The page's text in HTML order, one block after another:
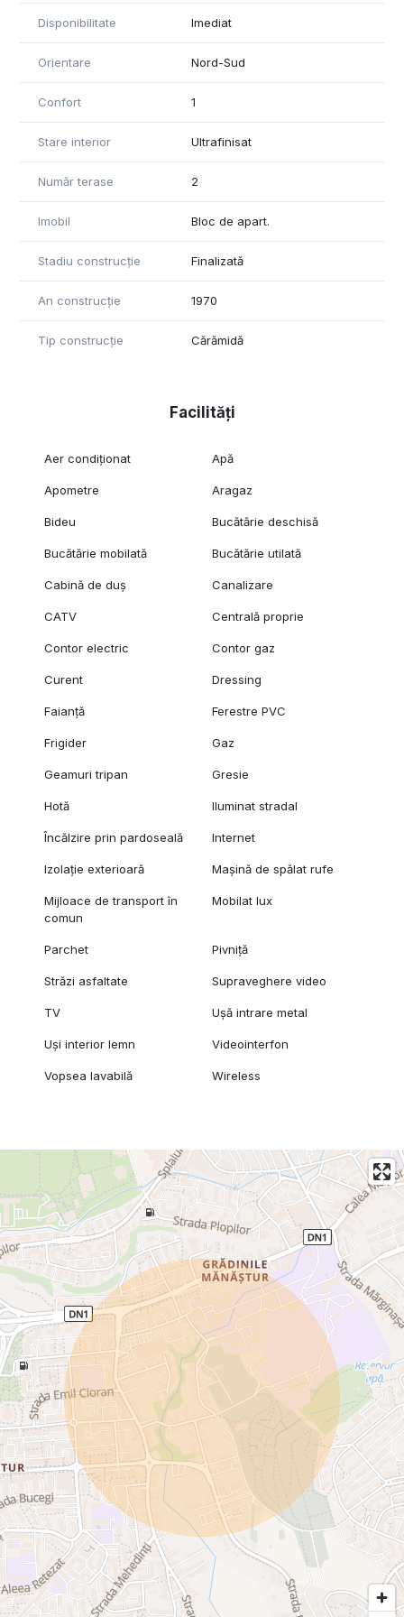
sa fie predat clientilor la contractul de vanzare-cumparare.
Pentru informații suplimentare și vizionări va așteptăm cu
drag să ne contactați!
*Informațiile din anunț au fost furnizate in prealabil de către
proprietar. Agenția nu iși asumă responsabilitatea pentru
eventualele modificări in ceea ce privește prețul sau
informațiile prezentate.*
Disponibilitate Imediat
Orientare Nord-Sud
Confort 1
Stare interior Ultrafinisat
Număr terase 2
Imobil Bloc de apart.
Stadiu construcție Finalizată
An construcție 1970
Tip construcție Cărămidă
Facilități
Aer condiționat Apă
Apometre Aragaz
Bideu Bucătărie deschisă
Bucătărie mobilată Bucătărie utilată
Cabină de duș Canalizare
CATV Centrală proprie
Contor electric Contor gaz
Curent Dressing
Faianță Ferestre PVC
Frigider Gaz
Geamuri tripan Gresie
Hotă Iluminat stradal
Încălzire prin pardoseală Internet
Izolație exterioară Mașină de spălat rufe
Mijloace de transport în
comun
Mobilat lux
Parchet Pivniță
Străzi asfaltate Supraveghere video
TV Ușă intrare metal
Uși interior lemn Videointerfon
Vopsea lavabilă Wireless